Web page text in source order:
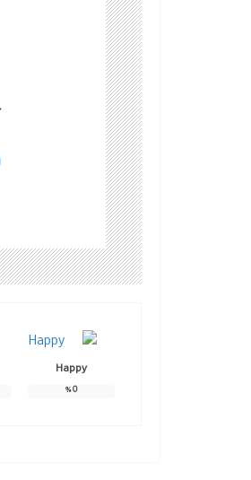
Happy
0
%